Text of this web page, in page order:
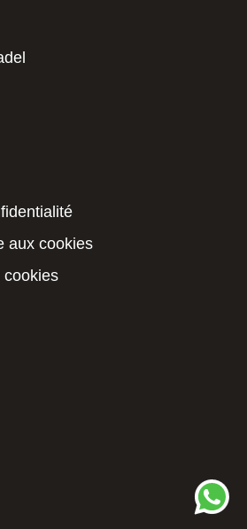
aux cookies
cookies